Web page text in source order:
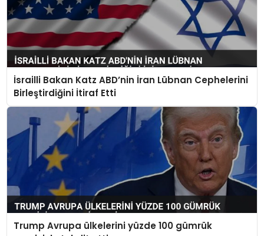
İsrailli Bakan Katz ABD’nin İran Lübnan Cephelerini
Birleştirdiğini İtiraf Etti
Trump Avrupa ülkelerini yüzde 100 gümrük